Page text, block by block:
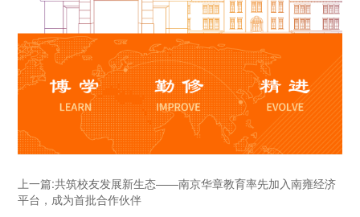
上一篇:共筑校友发展新生态——南京华章教育率先加入南雍经济
平台，成为首批合作伙伴